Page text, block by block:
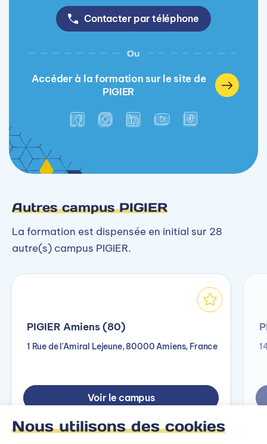
Nous utilisons des cookies
Contacter par téléphone
Ou
Accéder à la formation sur le site de
PIGIER
Autres campus PIGIER
La formation est dispensée en initial sur 28
autre(s) campus PIGIER.
PIGIER Amiens (80)
1 Rue de l'Amiral Lejeune, 80000 Amiens, France
Voir le campus